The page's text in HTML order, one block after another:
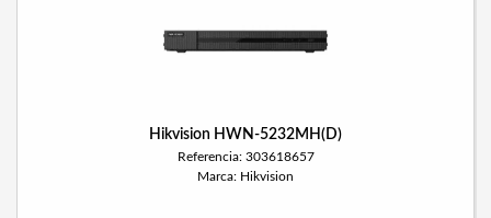
Hikvision HWN-5232MH(D)
Referencia: 303618657
Marca: Hikvision